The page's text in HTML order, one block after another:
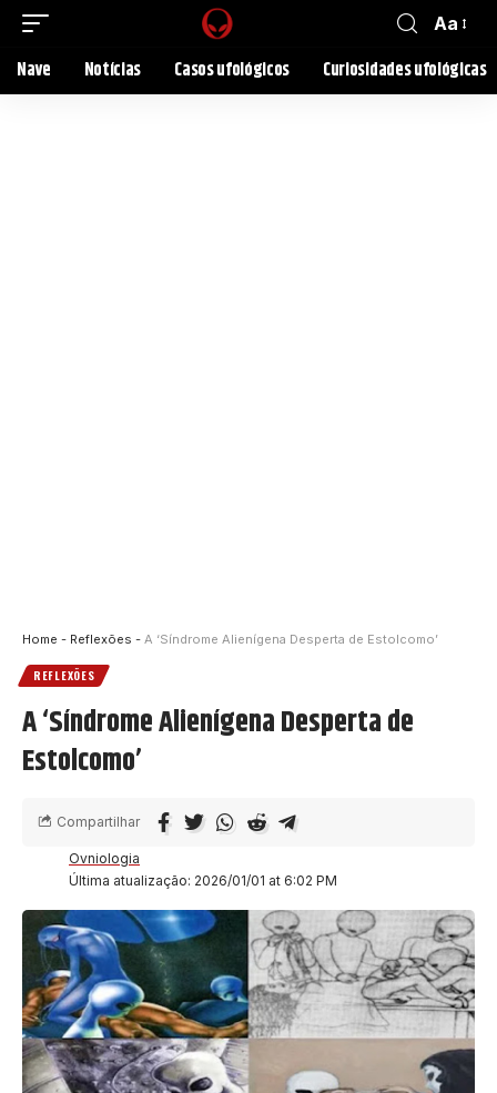
Aa
Nave Notícias Casos ufológicos Curiosidades ufológicas
Home - Reflexões - A ‘Síndrome Alienígena Desperta de Estolcomo’
REFLEXÕES
A ‘Síndrome Alienígena Desperta de
Estolcomo’
Última atualização: 2026/01/01 at 6:02 PM
Ovniologia
Compartilhar